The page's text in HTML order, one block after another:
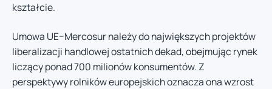
kształcie.
Umowa UE–Mercosur należy do największych projektów
liberalizacji handlowej ostatnich dekad, obejmując rynek
liczący ponad 700 milionów konsumentów. Z
perspektywy rolników europejskich oznacza ona wzrost